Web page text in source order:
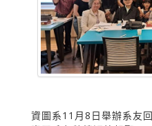
資圖系11月8日舉辦系友